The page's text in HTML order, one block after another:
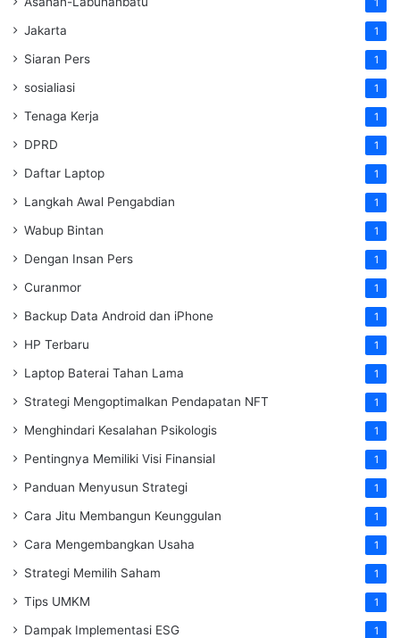
1
Jakarta 1
Siaran Pers 1
sosialiasi 1
Tenaga Kerja 1
DPRD 1
Daftar Laptop 1
Langkah Awal Pengabdian 1
Wabup Bintan 1
Dengan Insan Pers 1
Curanmor 1
Backup Data Android dan iPhone 1
HP Terbaru 1
Laptop Baterai Tahan Lama 1
Strategi Mengoptimalkan Pendapatan NFT 1
Menghindari Kesalahan Psikologis 1
Pentingnya Memiliki Visi Finansial 1
Panduan Menyusun Strategi 1
Cara Jitu Membangun Keunggulan 1
Cara Mengembangkan Usaha 1
Strategi Memilih Saham 1
Tips UMKM 1
Dampak Implementasi ESG 1